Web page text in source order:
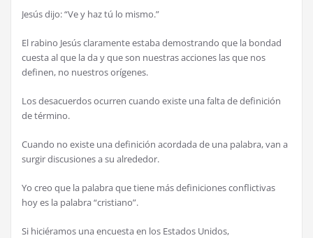
Jesús dijo: “Ve y haz tú lo mismo.”
El rabino Jesús claramente estaba demostrando que la bondad
cuesta al que la da y que son nuestras acciones las que nos
definen, no nuestros orígenes.
Los desacuerdos ocurren cuando existe una falta de definición
de término.
Cuando no existe una definición acordada de una palabra, van a
surgir discusiones a su alrededor.
Yo creo que la palabra que tiene más definiciones conflictivas
hoy es la palabra “cristiano”.
Si hiciéramos una encuesta en los Estados Unidos,